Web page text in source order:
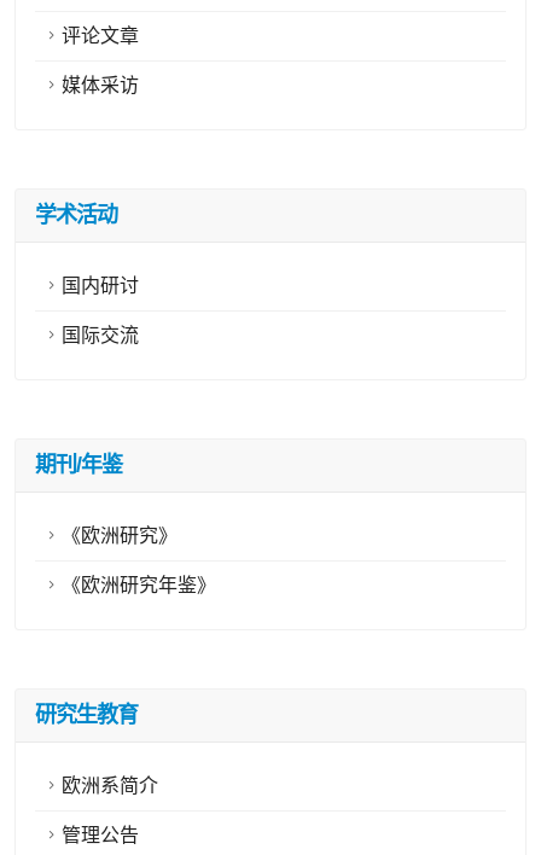
评论文章
媒体采访
学术活动
国内研讨
国际交流
期刊/年鉴
《欧洲研究》
《欧洲研究年鉴》
研究生教育
欧洲系简介
管理公告